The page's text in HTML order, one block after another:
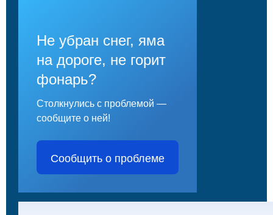
Не убран снег, яма
на дороге, не горит
фонарь?
Столкнулись с проблемой —
сообщите о ней!
Сообщить о проблеме